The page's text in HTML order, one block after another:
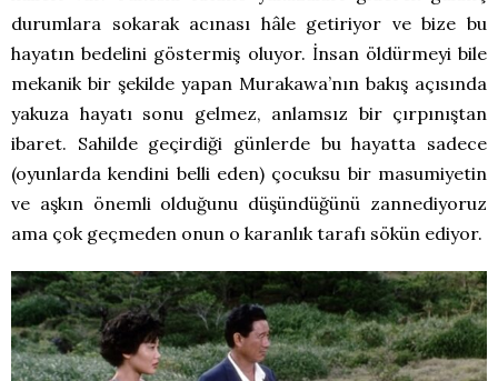
durumlara sokarak acınası hâle getiriyor ve bize bu
hayatın bedelini göstermiş oluyor. İnsan öldürmeyi bile
mekanik bir şekilde yapan Murakawa’nın bakış açısında
yakuza hayatı sonu gelmez, anlamsız bir çırpınıştan
ibaret. Sahilde geçirdiği günlerde bu hayatta sadece
(oyunlarda kendini belli eden) çocuksu bir masumiyetin
ve aşkın önemli olduğunu düşündüğünü zannediyoruz
ama çok geçmeden onun o karanlık tarafı sökün ediyor.